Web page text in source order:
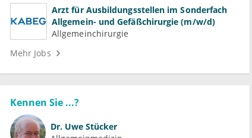
Arzt für Ausbildungsstellen im Sonderfach
Allgemein- und Gefäßchirurgie (m/w/d)
Allgemeinchirurgie
Mehr Jobs
Kennen Sie ...?
Dr. Uwe Stücker